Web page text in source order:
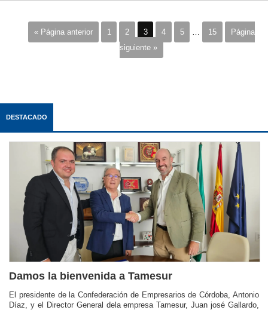
« Página anterior 1 2 3 4 5 … 15
Página
siguiente »
DESTACADO
Damos la bienvenida a Tamesur
El presidente de la Confederación de Empresarios de Córdoba, Antonio
Díaz, y el Director General dela empresa Tamesur, Juan josé Gallardo,